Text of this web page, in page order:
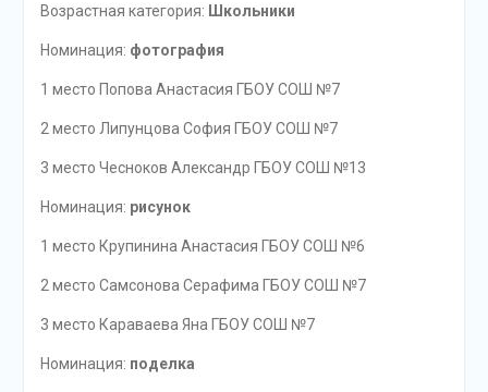
Возрастная категория: Школьники
Номинация: фотография
1 место Попова Анастасия ГБОУ СОШ №7
2 место Липунцова София ГБОУ СОШ №7
3 место Чесноков Александр ГБОУ СОШ №13
Номинация: рисунок
1 место Крупинина Анастасия ГБОУ СОШ №6
2 место Самсонова Серафима ГБОУ СОШ №7
3 место Караваева Яна ГБОУ СОШ №7
Номинация: поделка